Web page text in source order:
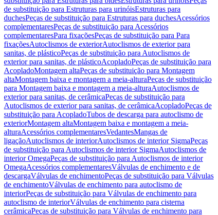
de substituição para Estruturas para urinóisEstruturas para
duchesPeças de substituição para Estruturas para duchesAcessórios
complementaresPeças de substituição para Acessórios
complementaresPara fixaçõesPeças de substituição para Para
fixaçõesAutoclismos de exteriorAutoclismos de exterior para
sanitas, de plásticoPeças de substituição para Autoclismos de
exterior para sanitas, de plásticoAcopladoPeças de substituição para
AcopladoMontagem altaPeças de substituição para Montagem
altaMontagem baixa e montagem a meia-alturaPeças de substituição
para Montagem baixa e montagem a meia-alturaAutoclismos de
exterior para sanitas, de cerâmicaPeças de substituição para
Autoclismos de exterior para sanitas, de cerâmicaAcopladoPeças de
substituição para AcopladoTubos de descarga para autoclismo de
exteriorMontagem altaMontagem baixa e montagem a meia-
alturaAcessórios complementaresVedantesMangas de
ligaçãoAutoclismos de interiorAutoclismos de interior SigmaPeças
de substituição para Autoclismos de interior SigmaAutoclismos de
interior OmegaPeças de substituição para Autoclismos de interior
OmegaAcessórios complementaresVálvulas de enchimento e de
descargaVálvulas de enchimentoPeças de substituição para Válvulas
de enchimentoVálvulas de enchimento para autoclismo de
interiorPeças de substituição para Válvulas de enchimento para
autoclismo de interiorVálvulas de enchimento para cisterna
cerâmicaPeças de substituição para Válvulas de enchimento para